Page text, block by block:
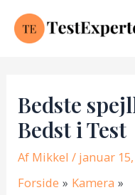
Bedste
Bedst i Test
Af Mikkel/ januar
Forside
Kamera